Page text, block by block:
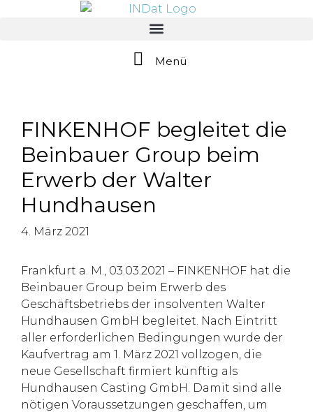
Menü
FINKENHOF begleitet die
Beinbauer Group beim
Erwerb der Walter
Hundhausen
4. März 2021
Frankfurt a. M., 03.03.2021 – FINKENHOF hat die
Beinbauer Group beim Erwerb des
Geschäftsbetriebs der insolventen Walter
Hundhausen GmbH begleitet. Nach Eintritt
aller erforderlichen Bedingungen wurde der
Kaufvertrag am 1. März 2021 vollzogen, die
neue Gesellschaft firmiert künftig als
Hundhausen Casting GmbH. Damit sind alle
nötigen Voraussetzungen geschaffen, um